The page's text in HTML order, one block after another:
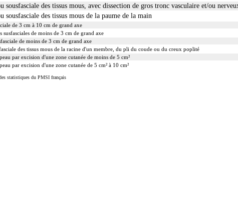
sousfasciale des tissus mous, avec dissection de gros tronc vasculaire et/ou
sousfasciale des tissus mous de la paume de la main
de 3 cm à 10 cm de grand axe
susfasciales de moins de 3 cm de grand axe
de moins de 3 cm de grand axe
des tissus mous de la racine d'un membre, du pli du coude ou du creux poplité
par excision d'une zone cutanée de moins de 5 cm²
par excision d'une zone cutanée de 5 cm² à 10 cm²
statistiques du PMSI français